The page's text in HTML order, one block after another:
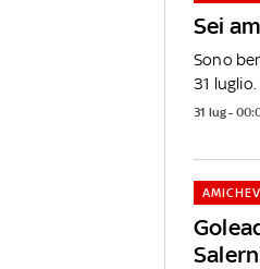
Sei
Sono
31 luglio.
31 lug -